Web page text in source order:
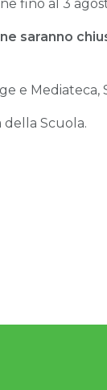
fino al 3
saranno
e
della Scuola.